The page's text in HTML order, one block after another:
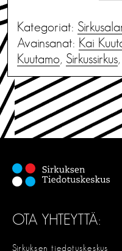
Kategoriat:
Avainsanat: Kai
Kuutamo, Sirkussirkus,
OTA YHTEYTTÄ:
Sirkuksen tiedotuskeskus